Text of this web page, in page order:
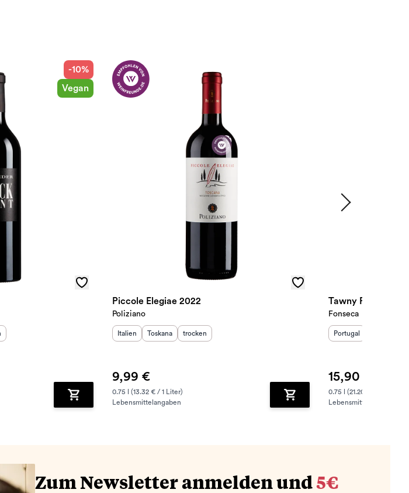
-10%
Vegan
Zum Warenkorb hinzufügen
Piccole Elegiae 2022
Poliziano
Herkunftsland:
Italien Herkunftsregion:
Toskana Geschmack
trocken
9,99 €
0.75 l (13.32 € / 1 Liter)
Lebensmittelangaben
Zum Warenkorb hinzufügen
Tawny Port
Fonseca
Herkunftsland
Portugal
15,90 €
0.75 l (21.20 € / 1 Liter)
Lebensmittelangaben
Zum Newsletter anmelden und 5€